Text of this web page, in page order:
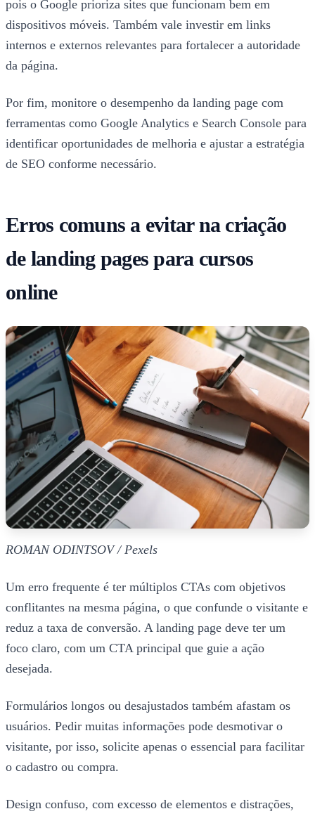
pois o Google prioriza sites que funcionam bem em
dispositivos móveis. Também vale investir em links
internos e externos relevantes para fortalecer a autoridade
da página.
Por fim, monitore o desempenho da landing page com
ferramentas como Google Analytics e Search Console para
identificar oportunidades de melhoria e ajustar a estratégia
de SEO conforme necessário.
Erros comuns a evitar na criação
de landing pages para cursos
online
ROMAN ODINTSOV / Pexels
Um erro frequente é ter múltiplos CTAs com objetivos
conflitantes na mesma página, o que confunde o visitante e
reduz a taxa de conversão. A landing page deve ter um
foco claro, com um CTA principal que guie a ação
desejada.
Formulários longos ou desajustados também afastam os
usuários. Pedir muitas informações pode desmotivar o
visitante, por isso, solicite apenas o essencial para facilitar
o cadastro ou compra.
Design confuso, com excesso de elementos e distrações,